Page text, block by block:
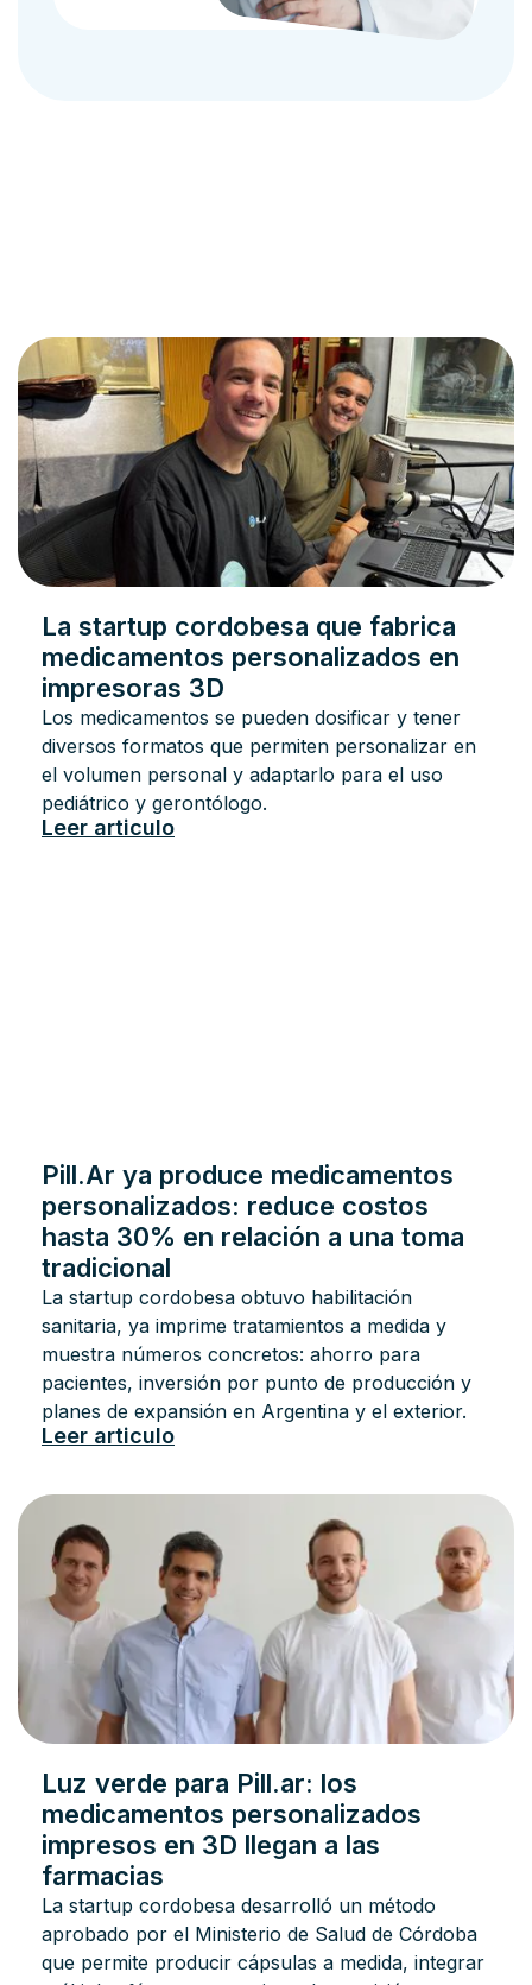
La startup cordobesa que fabrica
medicamentos personalizados en
impresoras 3D
Los medicamentos se pueden dosificar y tener
diversos formatos que permiten personalizar en
el volumen personal y adaptarlo para el uso
pediátrico y gerontólogo.
Leer articulo
Pill.Ar ya produce medicamentos
personalizados: reduce costos
hasta 30% en relación a una toma
tradicional
La startup cordobesa obtuvo habilitación
sanitaria, ya imprime tratamientos a medida y
muestra números concretos: ahorro para
pacientes, inversión por punto de producción y
planes de expansión en Argentina y el exterior.
Leer articulo
Luz verde para Pill.ar: los
medicamentos personalizados
impresos en 3D llegan a las
farmacias
La startup cordobesa desarrolló un método
aprobado por el Ministerio de Salud de Córdoba
que permite producir cápsulas a medida, integrar